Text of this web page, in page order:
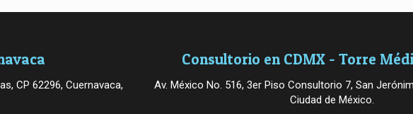
CP 62296, Cuernavaca,
Consultorio en CDMX - Torre
Av. México No. 516, 3er Piso Consultorio 7, San
Ciudad de México.